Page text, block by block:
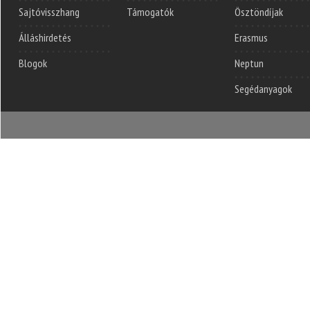
Sajtóvisszhang
Álláshirdetés
Blogok
Támogatók
Ösztöndíjak
Erasmus
Neptun
Segédanyagok